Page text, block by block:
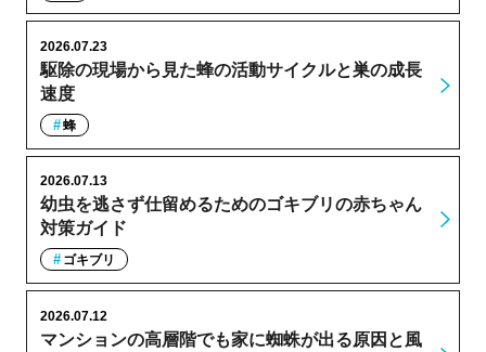
駆除の現場から見た蜂の活動サイクルと巣の成長
速度
2026.07.23
蜂
幼虫を逃さず仕留めるためのゴキブリの赤ちゃん
対策ガイド
2026.07.13
ゴキブリ
マンションの高層階でも家に蜘蛛が出る原因と風
2026.07.12